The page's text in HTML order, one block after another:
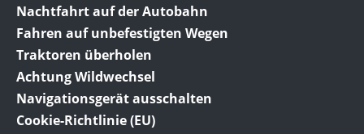
Nachtfahrt auf der Autobahn
Fahren auf unbefestigten Wegen
Traktoren überholen
Achtung Wildwechsel
Navigationsgerät ausschalten
Cookie-Richtlinie (EU)